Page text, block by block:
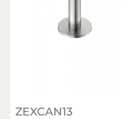
ZEXCAN13